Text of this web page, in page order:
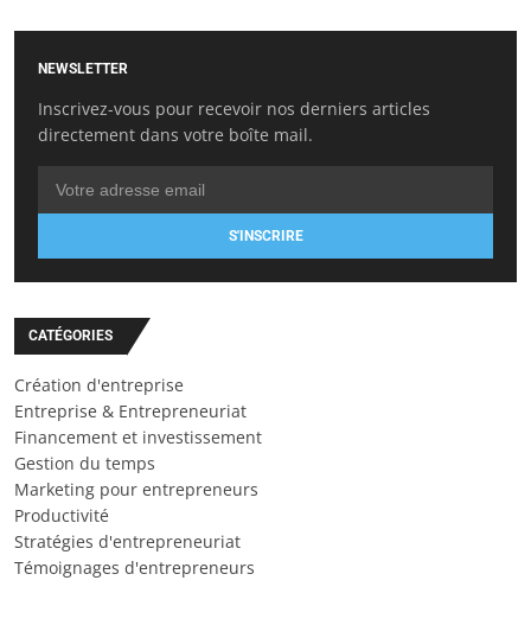
NEWSLETTER
Inscrivez-vous pour recevoir nos derniers articles
directement dans votre boîte mail.
S'INSCRIRE
CATÉGORIES
Création d'entreprise
Entreprise & Entrepreneuriat
Financement et investissement
Gestion du temps
Marketing pour entrepreneurs
Productivité
Stratégies d'entrepreneuriat
Témoignages d'entrepreneurs